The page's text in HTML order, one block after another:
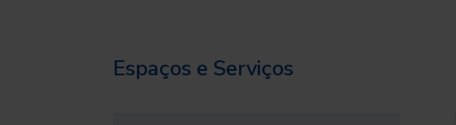
Espaços e Serviços